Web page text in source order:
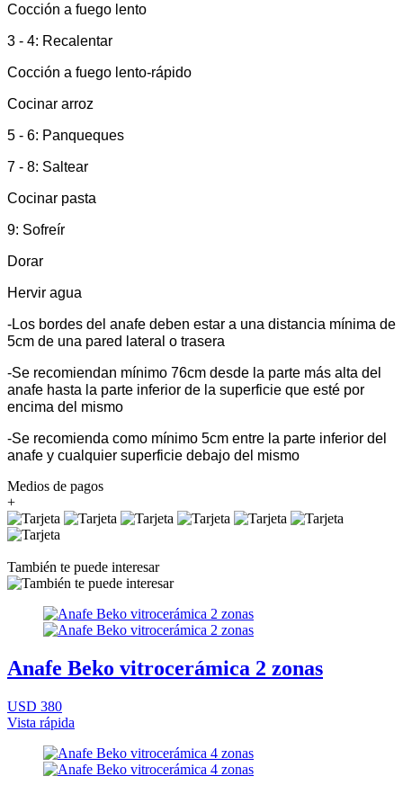
Cocción a fuego lento
3 - 4: Recalentar
Cocción a fuego lento-rápido
Cocinar arroz
5 - 6: Panqueques
7 - 8: Saltear
Cocinar pasta
9: Sofreír
Dorar
Hervir agua
-Los bordes del anafe deben estar a una distancia mínima de
5cm de una pared lateral o trasera
-Se recomiendan mínimo 76cm desde la parte más alta del
anafe hasta la parte inferior de la superficie que esté por
encima del mismo
-Se recomienda como mínimo 5cm entre la parte inferior del
anafe y cualquier superficie debajo del mismo
Medios de pagos
+
También te puede interesar
Anafe Beko vitrocerámica 2 zonas
USD 380
Vista rápida